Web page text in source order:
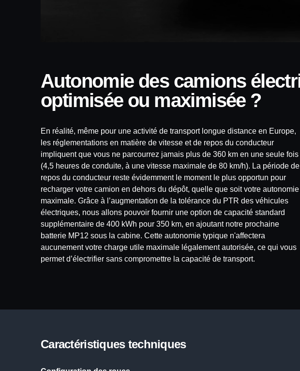
Autonomie des camions électriques –
optimisée ou maximisée ?
En réalité, même pour une activité de transport longue distance en Europe,
les réglementations en matière de vitesse et de repos du conducteur
impliquent que vous ne parcourrez jamais plus de 360 km en une seule fois
(4,5 heures de conduite, à une vitesse maximale de 80 km/h). La période de
repos du conducteur reste évidemment le moment le plus opportun pour
recharger votre camion en dehors du dépôt, quelle que soit votre autonomie
maximale. Grâce à l’augmentation de la tolérance du PTR des véhicules
électriques, nous allons pouvoir fournir une option de capacité standard
supplémentaire de 400 kWh pour 350 km, en ajoutant notre prochaine
batterie MP12 sous la cabine. Cette autonomie typique n'affectera
aucunement votre charge utile maximale légalement autorisée, ce qui vous
permet d’électrifier sans compromettre la capacité de transport.
Caractéristiques techniques